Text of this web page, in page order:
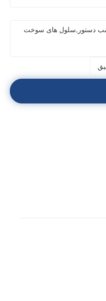
دستور,سلول های سوخت